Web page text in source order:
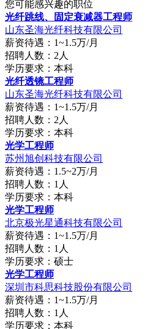
您可能感兴趣的职位
光纤跳线、固定衰减器工程师
山东圣海光纤科技有限公司
薪资待遇：1~1.5万/月
招聘人数：2人
学历要求：本科
光纤透镜工程师
山东圣海光纤科技有限公司
薪资待遇：1~1.5万/月
招聘人数：2人
学历要求：本科
光学工程师
苏州旭创科技有限公司
薪资待遇：1.5~2万/月
招聘人数：1人
学历要求：本科
光学工程师
北京极光星通科技有限公司
薪资待遇：1~1.5万/月
招聘人数：1人
学历要求：硕士
光学工程师
深圳市科思科技股份有限公司
薪资待遇：1~1.5万/月
招聘人数：1人
学历要求：本科